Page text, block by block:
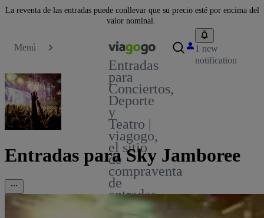
La reventa de las entradas puede conllevar que su precio esté por encima del
valor nominal.
Menú
Entradas
para
Conciertos,
Deporte
y
Teatro |
viagogo,
el sitio
de
compraventa
de
entradas
1 new
notification
Entradas para Sky Jamboree